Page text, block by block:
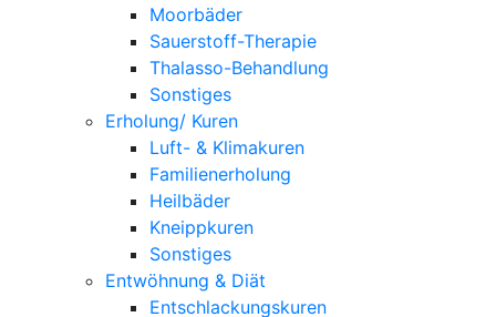
Moorbäder
Sauerstoff-Therapie
Thalasso-Behandlung
Sonstiges
Erholung/ Kuren
Luft- & Klimakuren
Familienerholung
Heilbäder
Kneippkuren
Sonstiges
Entwöhnung & Diät
Entschlackungskuren